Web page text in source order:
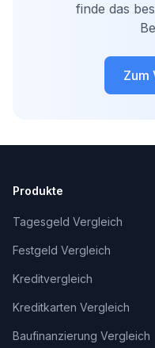
finde das
Zum
Produkte
Tagesgeld Vergleich
Festgeld Vergleich
Kreditvergleich
Kreditkarten Vergleich
Baufinanzierung Vergleich